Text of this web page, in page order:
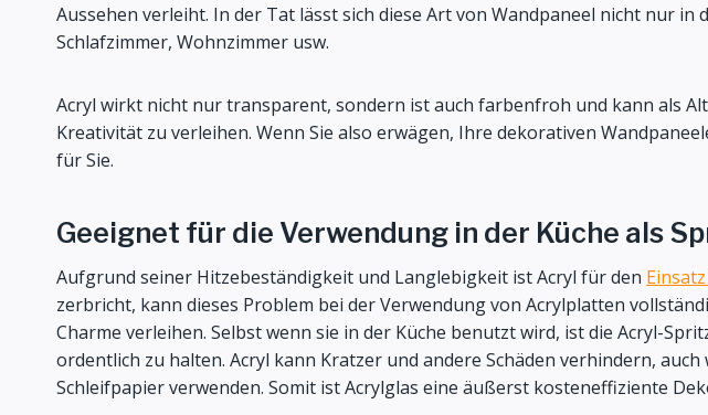
Aussehen verleiht. In der Tat lässt sich diese Art von Wandpaneel nicht nur
Schlafzimmer, Wohnzimmer usw.
Acryl wirkt nicht nur transparent, sondern ist auch farbenfroh und kann als
Kreativität zu verleihen. Wenn Sie also erwägen, Ihre dekorativen
für Sie.
Geeignet für die Verwendung in der Küche als
Aufgrund seiner Hitzebeständigkeit und Langlebigkeit ist Acryl für den
zerbricht, kann dieses Problem bei der Verwendung von Acrylplatten
Charme verleihen. Selbst wenn sie in der Küche benutzt wird, ist die Acryl-
ordentlich zu halten. Acryl kann Kratzer und andere Schäden verhindern,
Schleifpapier verwenden. Somit ist Acrylglas eine äußerst kosteneffiziente